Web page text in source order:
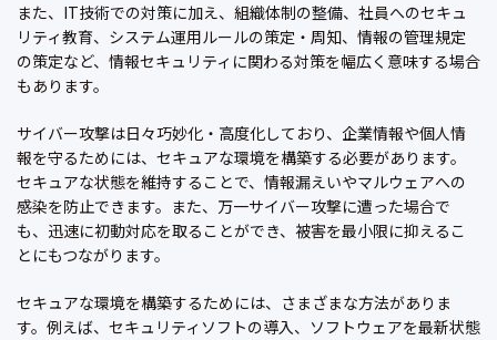
また、IT技術での対策に加え、組織体制の整備、社員へのセキュ
リティ教育、システム運用ルールの策定・周知、情報の管理規定
の策定など、情報セキュリティに関わる対策を幅広く意味する場合
もあります。
サイバー攻撃は日々巧妙化・高度化しており、企業情報や個人情
報を守るためには、セキュアな環境を構築する必要があります。
セキュアな状態を維持することで、情報漏えいやマルウェアへの
感染を防止できます。また、万一サイバー攻撃に遭った場合で
も、迅速に初動対応を取ることができ、被害を最小限に抑えるこ
とにもつながります。
セキュアな環境を構築するためには、さまざまな方法がありま
す。例えば、セキュリティソフトの導入、ソフトウェアを最新状態